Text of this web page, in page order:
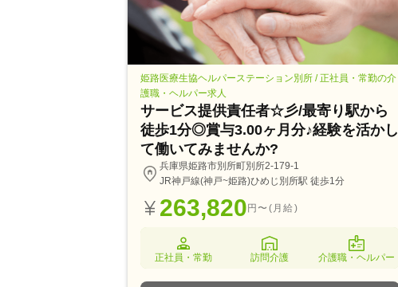
姫路医療生協ヘルパーステーション別所 / 正社員・常勤の介
護職・ヘルパー求人
サービス提供責任者☆彡/最寄り駅から
徒歩1分◎賞与3.00ヶ月分♪経験を活かし
て働いてみませんか?
兵庫県姫路市別所町別所2-179-1
JR神戸線(神戸~姫路)ひめじ別所駅 徒歩1分
263,820円〜(月給)
正社員・常勤 訪問介護 介護職・ヘルパー